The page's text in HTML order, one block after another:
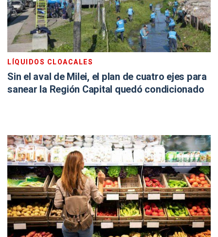
LÍQUIDOS CLOACALES
Sin el aval de Milei, el plan de cuatro ejes para
sanear la Región Capital quedó condicionado